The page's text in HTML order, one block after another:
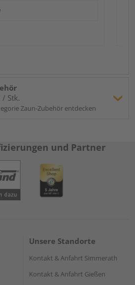
/ Stk.
Zaun-Zubehör entdecken
und Partner
Unsere Standorte
Kontakt & Anfahrt Simmerath
Kontakt & Anfahrt Gießen